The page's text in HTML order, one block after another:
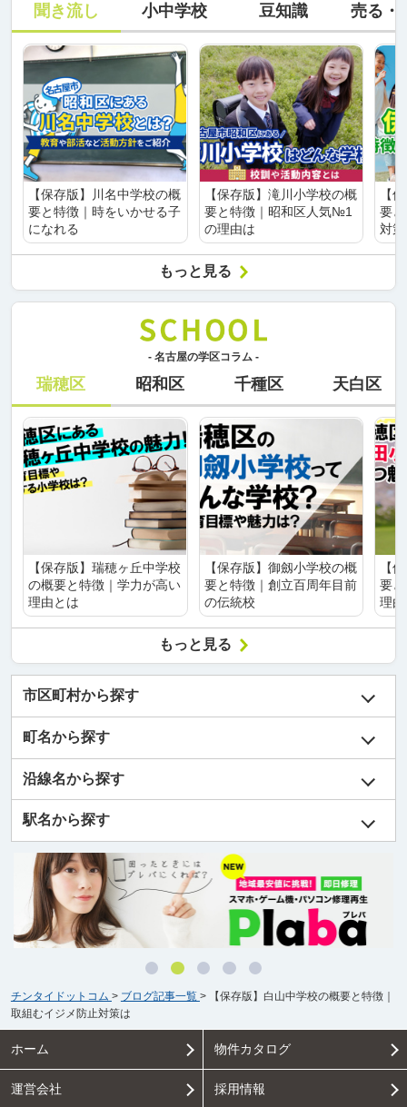
聞き流し 小中学校 豆知識 売る・
【保存版】川名中学校の概
要と特徴｜時をいかせる子
になれる
【保存版】滝川小学校の概
要と特徴｜昭和区人気№1
の理由は
【
要
対
もっと見る
- 名古屋の学区コラム -
瑞穂区 昭和区 千種区 天白区
【保存版】瑞穂ヶ丘中学校
の概要と特徴｜学力が高い
理由とは
【保存版】御劔小学校の概
要と特徴｜創立百周年目前
の伝統校
【
要
理
もっと見る
市区町村から探す
町名から探す
沿線名から探す
駅名から探す
チンタイドットコム > ブログ記事一覧 >
【保存版】白山中学校の概要と特徴｜
取組むイジメ防止対策は
ホーム 物件カタログ
運営会社 採用情報